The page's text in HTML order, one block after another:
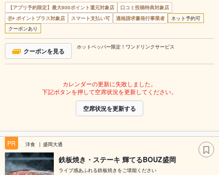
【アプリ予約限定】最大800ポイント還元対象店
口コミ投稿特典対象店
ポイントプラス対象店
スマート支払い可 適格請求書発行事業者
ネット予約可
クーポンあり
クーポンを見る ホットペッパー限定！ワンドリンクサービス
カレンダーの更新に失敗しました。
下記ボタンを押して空席状況を更新してください。
空席状況を更新する
PR 洋食 盛岡大通
鉄板焼き・ステーキ 輝てるBOUZ盛岡
ライブ感あふれる鉄板焼きをご堪能ください